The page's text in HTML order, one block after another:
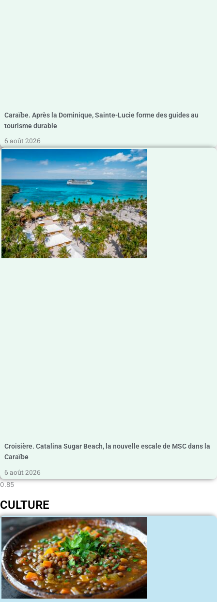
Caraïbe. Après la Dominique, Sainte-Lucie forme des guides au
tourisme durable
6 août 2026
Croisière. Catalina Sugar Beach, la nouvelle escale de MSC dans la
Caraïbe
6 août 2026
CULTURE